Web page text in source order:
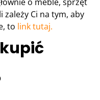
zależy Ci na tym, aby
to link tutaj.